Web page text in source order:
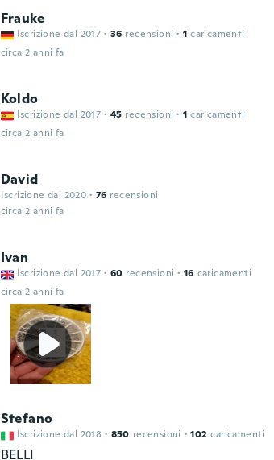
Frauke
Iscrizione dal 2017 · 36 recensioni · 1 caricamenti
circa 2 anni fa
Koldo
Iscrizione dal 2017 · 45 recensioni · 1 caricamenti
circa 2 anni fa
David
Iscrizione dal 2020 · 76 recensioni
circa 2 anni fa
Ivan
Iscrizione dal 2017 · 60 recensioni · 16 caricamenti
circa 2 anni fa
Stefano
Iscrizione dal 2018 · 850 recensioni · 102 caricamenti
BELLI